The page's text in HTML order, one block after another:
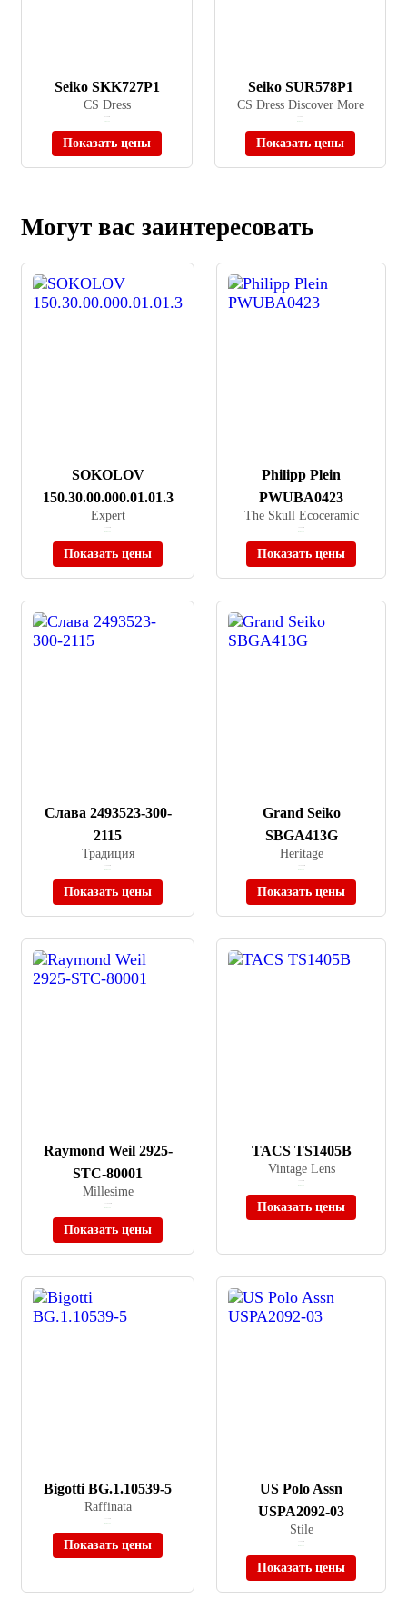
Seiko SKK727P1
CS Dress
Показать цены
Seiko SUR578P1
CS Dress Discover More
Показать цены
Могут вас заинтересовать
SOKOLOV
150.30.00.000.01.01.3
Expert
Показать цены
Philipp Plein
PWUBA0423
The Skull Ecoceramic
Показать цены
Слава 2493523-300-
2115
Традиция
Показать цены
Grand Seiko
SBGA413G
Heritage
Показать цены
Raymond Weil 2925-
STC-80001
Millesime
Показать цены
TACS TS1405B
Vintage Lens
Показать цены
Bigotti BG.1.10539-5
Raffinata
Показать цены
US Polo Assn
USPA2092-03
Stile
Показать цены